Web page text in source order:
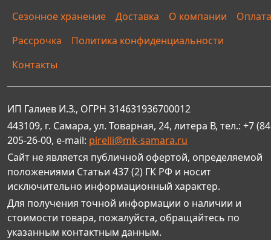
Сезонное хранение
Доставка О компании
Оплата
Рассрочка
Политика конфиденциальности
Контакты
ИП Галиев И.З., ОГРН 314631936700012
443109, г. Самара, ул. Товарная, 24, литера В, тел.: +7
205-26-00, e-mail: pirelli@mk-samara.ru
Сайт не является публичной офертой, определяемой
положениями Статьи 437 (2) ГК РФ и носит
исключительно информационный характер.
Для получения точной информации о наличии и
стоимости товара, пожалуйста, обращайтесь по
указанным контактным данным.